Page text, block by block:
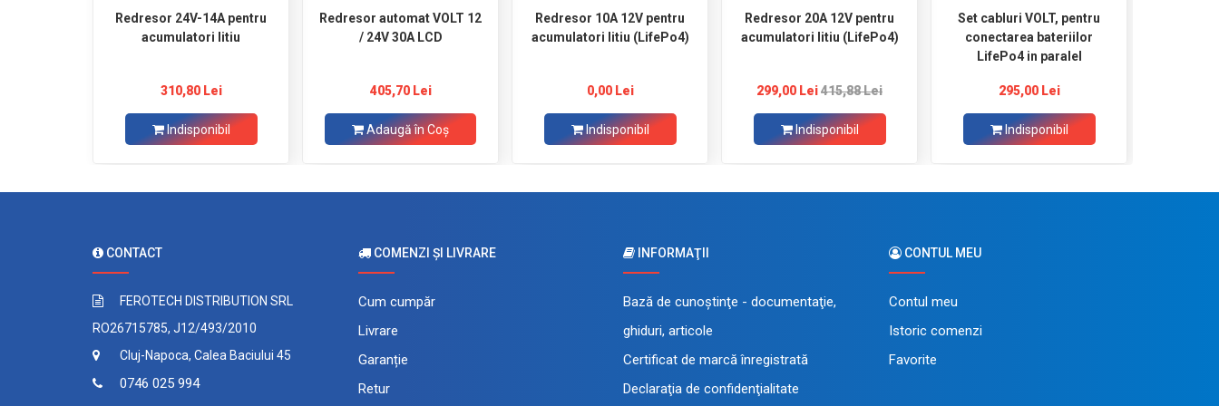
Redresor 24V-14A pentru
acumulatori litiu
310,80 Lei
Indisponibil
Redresor automat VOLT 12
/ 24V 30A LCD
405,70 Lei
Adaugă în Coş
Redresor 10A 12V pentru
acumulatori litiu (LifePo4)
0,00 Lei
Indisponibil
Redresor 20A 12V pentru
acumulatori litiu (LifePo4)
299,00 Lei415,88 Lei
Indisponibil
Set cabluri VOLT, pentru
conectarea bateriilor
LifePo4 in paralel
295,00 Lei
Indisponibil
CONTACT
FEROTECH DISTRIBUTION SRL
RO26715785, J12/493/2010
Cluj-Napoca, Calea Baciului 45
0746 025 994
COMENZI ŞI LIVRARE
Cum cumpăr
Livrare
Garanție
Retur
INFORMAŢII
Bază de cunoştinţe - documentaţie,
ghiduri, articole
Certificat de marcă înregistrată
Declaraţia de confidenţialitate
CONTUL MEU
Contul meu
Istoric comenzi
Favorite